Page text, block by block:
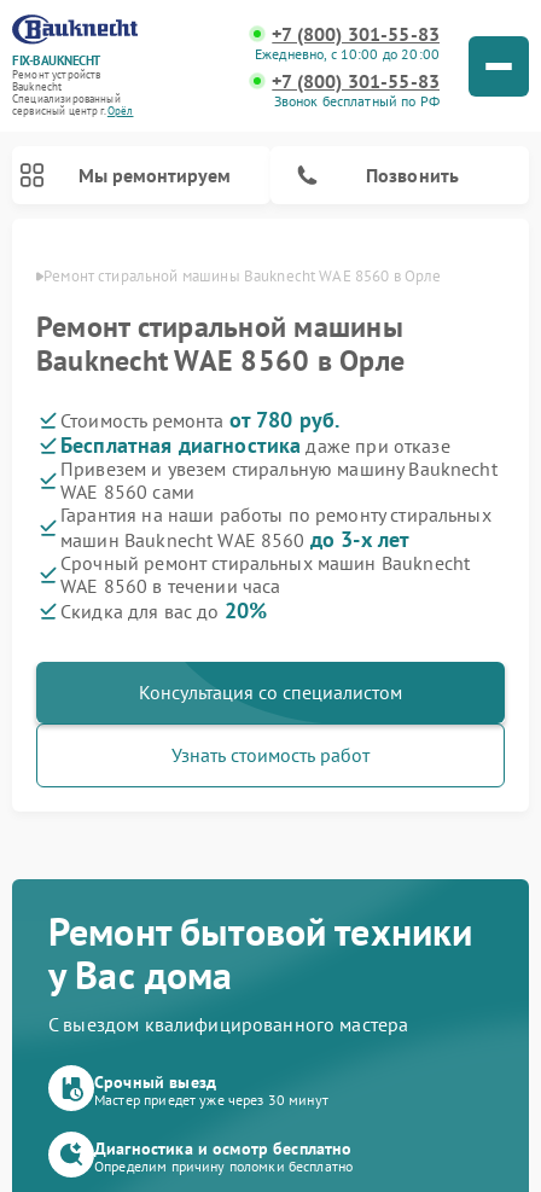
FIX-BAUKNECHT
Ремонт устройств
Bauknecht
Специализированный
cервисный центр г.Орёл
+7 (800) 301-55-83
Ежедневно, с 10:00 до 20:00
+7 (800) 301-55-83
Звонок бесплатный по РФ
Мы ремонтируем Позвонить
Ремонт стиральной машины Bauknecht WAE 8560 в Орле
Ремонт стиральной машины
Bauknecht WAE 8560 в Орле
Стоимость ремонта от 780 руб.
Бесплатная диагностика даже при отказе
Привезем и увезем стиральную машину Bauknecht
WAE 8560 сами
Гарантия на наши работы по ремонту стиральных
машин Bauknecht WAE 8560 до 3-х лет
Срочный ремонт стиральных машин Bauknecht
WAE 8560 в течении часа
Скидка для вас до 20%
Консультация со специалистом
Узнать стоимость работ
Ремонт бытовой техники
у Вас дома
С выездом квалифицированного мастера
Срочный выезд
Мастер приедет уже через 30 минут
Диагностика и осмотр бесплатно
Определим причину поломки бесплатно